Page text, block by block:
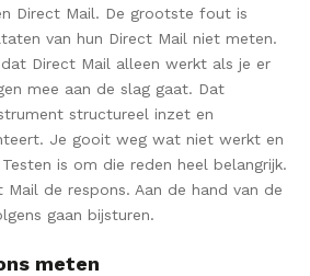
Direct Mail. De grootste fout is
van hun Direct Mail niet meten.
Direct Mail alleen werkt als je er
mee aan de slag gaat. Dat
structureel inzet en
Je gooit weg wat niet werkt en
is om die reden heel belangrijk.
Mail de respons. Aan de hand van de
gaan bijsturen.
meten